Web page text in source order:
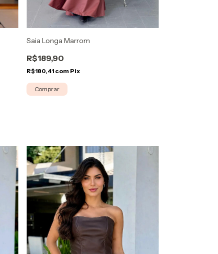
Saia Longa Marrom
R$189,90
R$180,41 com Pix
Comprar